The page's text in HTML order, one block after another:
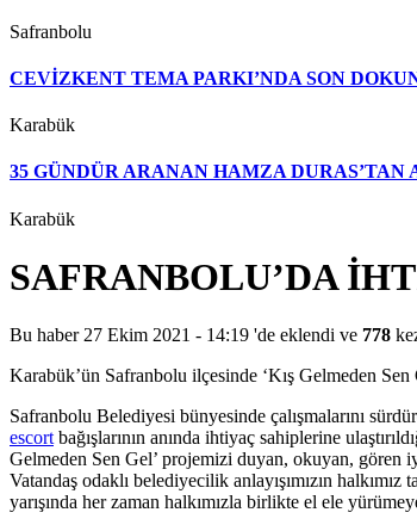
Safranbolu
CEVİZKENT TEMA PARKI’NDA SON
Karabük
35 GÜNDÜR ARANAN HAMZA DURAS’TAN
Karabük
SAFRANBOLU’DA
Bu haber 27 Ekim 2021 - 14:19 'de eklendi ve 778
Karabük’ün Safranbolu ilçesinde ‘Kış Gelmeden Sen
Safranbolu Belediyesi bünyesinde çalışmalarını
escortbağışlarının anında ihtiyaç sahiplerine
Gelmeden Sen Gel’ projemizi duyan, okuyan, gören
Vatandaş odaklı belediyecilik anlayışımızın
yarışında her zaman halkımızla birlikte el ele